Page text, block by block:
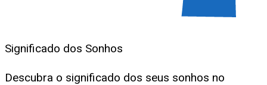
Significado dos Sonhos
Descubra o significado dos seus sonhos no